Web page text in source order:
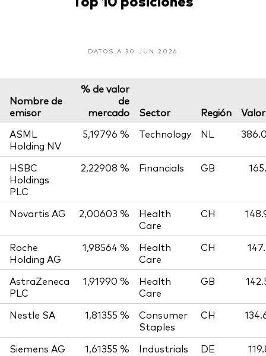
DATOS A 30 JUN 2026
Nombre de
emisor
% de valor
de
mercado
Sector Región
ASML
Holding NV
5,19796 % Technology NL
HSBC
Holdings
PLC
2,22908 % Financials GB
Novartis AG 2,00603 %
Health
Care
CH
Roche
Holding AG
1,98564 %
Health
Care
CH
AstraZeneca
PLC
1,91990 %
Health
Care
GB
Nestle SA 1,81355 %
Consumer
Staples
CH
Siemens AG 1,61355 % Industrials DE